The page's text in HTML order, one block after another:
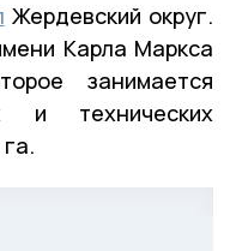
Жердевский округ.
Карла Маркса
занимается
и технических